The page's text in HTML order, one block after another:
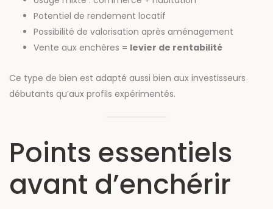
Potentiel de rendement locatif
Possibilité de valorisation après aménagement
Vente aux enchères = levier de rentabilité
Ce type de bien est adapté aussi bien aux investisseurs
débutants qu’aux profils expérimentés.
Points essentiels
avant d’enchérir